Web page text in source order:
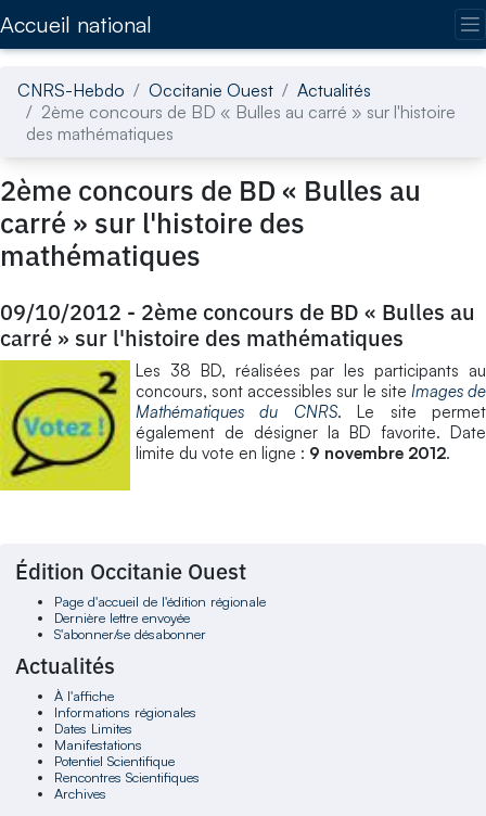
Accueil national
CNRS-Hebdo Occitanie Ouest
Actualités
2ème concours de BD « Bulles au carré » sur l'histoire
des mathématiques
2ème concours de BD « Bulles au
carré » sur l'histoire des
mathématiques
09/10/2012 - 2ème concours de BD « Bulles au
carré » sur l'histoire des mathématiques
Les 38 BD, réalisées par les participants au
concours, sont accessibles sur le site Images de
Mathématiques du CNRS. Le site permet
également de désigner la BD favorite. Date
limite du vote en ligne : 9 novembre 2012.
Édition Occitanie Ouest
Page d'accueil de l'édition régionale
Dernière lettre envoyée
S'abonner/se désabonner
Actualités
À l'affiche
Informations régionales
Dates Limites
Manifestations
Potentiel Scientifique
Rencontres Scientifiques
Archives